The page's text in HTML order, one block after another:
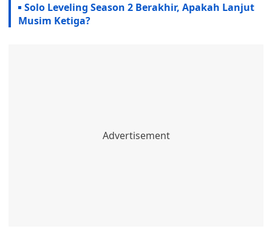
Solo Leveling Season 2 Berakhir, Apakah Lanjut
Musim Ketiga?